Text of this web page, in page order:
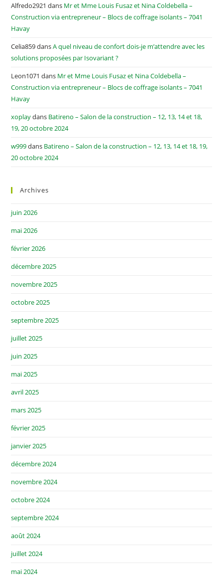
Alfredo2921 dans Mr et Mme Louis Fusaz et Nina Coldebella –
Construction via entrepreneur – Blocs de coffrage isolants – 7041
Havay
Celia859dansA quel niveau de confort dois-je m’attendre avec les
solutions proposées par Isovariant ?
Leon1071 dans Mr et Mme Louis Fusaz et Nina Coldebella –
Construction via entrepreneur – Blocs de coffrage isolants – 7041
Havay
xoplaydans Batireno – Salon de la construction – 12, 13, 14 et 18,
19, 20 octobre 2024
w999dans Batireno – Salon de la construction – 12, 13, 14 et 18, 19,
20 octobre 2024
Archives
juin 2026
mai 2026
février 2026
décembre 2025
novembre 2025
octobre 2025
septembre 2025
juillet 2025
juin 2025
mai 2025
avril 2025
mars 2025
février 2025
janvier 2025
décembre 2024
novembre 2024
octobre 2024
septembre 2024
août 2024
juillet 2024
mai 2024